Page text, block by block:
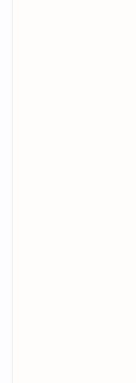
میں حاضری
سے مسلط شدہ
ٹل گیا؟